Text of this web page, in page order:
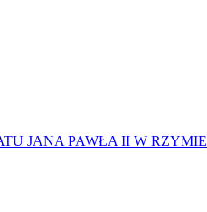
JANA PAWŁA II W RZYMIE